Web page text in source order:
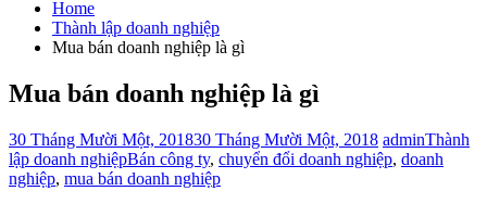
Home
Thành lập doanh nghiệp
Mua bán doanh nghiệp là gì
Mua bán doanh nghiệp là gì
30 Tháng Mười Một, 201830 Tháng Mười Một, 2018 adminThành
lập doanh nghiệpBán công ty, chuyển đổi doanh nghiệp, doanh
nghiệp, mua bán doanh nghiệp